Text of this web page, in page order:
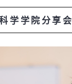
学学院分享会